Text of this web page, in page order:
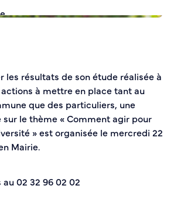
les résultats de son étude réalisée à
à mettre en place tant au
que des particuliers, une
sur le thème « Comment agir pour
» est organisée le mercredi 22
Mairie.
02 32 96 02 02
et le jardinage
publics